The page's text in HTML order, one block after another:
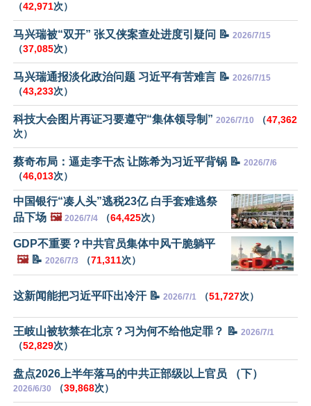
（42,971次）
马兴瑞被“双开” 张又侠案查处进度引疑问 📝 2026/7/15
（37,085次）
马兴瑞通报淡化政治问题 习近平有苦难言 📝 2026/7/15
（43,233次）
科技大会图片再证习要遵守“集体领导制” 2026/7/10 （47,362
次）
蔡奇布局：逼走李干杰 让陈希为习近平背锅 📝 2026/7/6
（46,013次）
中国银行“凑人头”逃税23亿 白手套难逃祭
品下场 🖼️ 2026/7/4 （64,425次）
GDP不重要？中共官员集体中风干脆躺平
🖼️📝 2026/7/3 （71,311次）
这新闻能把习近平吓出冷汗 📝 2026/7/1 （51,727次）
王岐山被软禁在北京？习为何不给他定罪？ 📝 2026/7/1
（52,829次）
盘点2026上半年落马的中共正部级以上官员 （下）
2026/6/30 （39,868次）